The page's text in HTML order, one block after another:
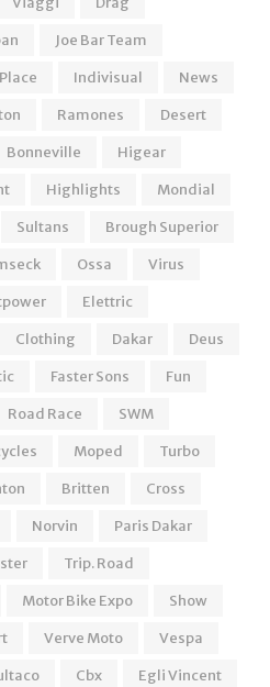
Joe Bar Team
Place Indivisual
News
Ramones
Desert
Bonneville
Higear
Highlights
Mondial
Sultans
Brough Superior
Ossa
Virus
Elettric
Clothing Dakar
Deus
Faster Sons
Fun
Road Race
SWM
Moped
Turbo
Britten
Cross
Norvin
Paris Dakar
Trip. Road
Motor Bike Expo
Show
Verve Moto
Vespa
Cbx
Egli Vincent